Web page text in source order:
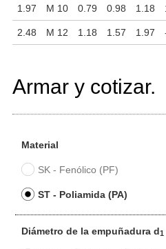
1.97 M 10 0.79 0.98 1.18
2.48 M 12 1.18 1.57 1.97
Armar y cotizar.
Material
SK - Fenólico (PF)
ST - Poliamida (PA)
Diámetro de la empuñadura d1